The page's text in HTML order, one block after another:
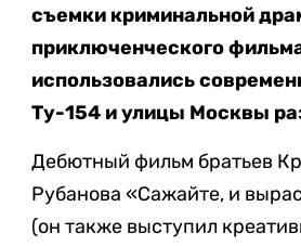
съемки криминальной
приключенческого
использовались
Ту-154 и улицы Москвы
Дебютный фильм братьев
Рубанова «Сажайте, и
(он также выступил